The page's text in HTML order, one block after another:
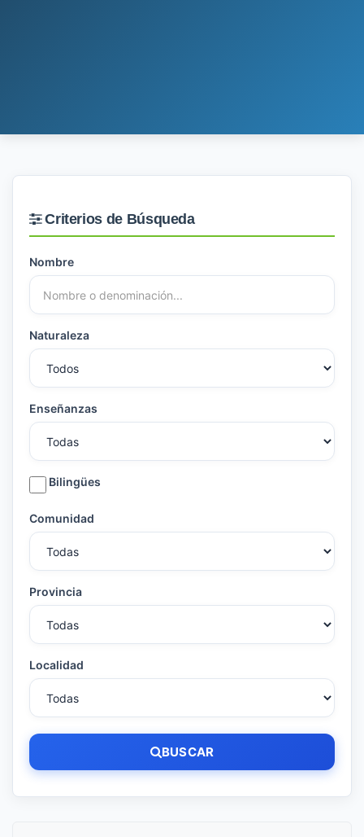
Criterios de Búsqueda
Nombre
Naturaleza
Enseñanzas
Bilingües
Comunidad
Provincia
Localidad
BUSCAR